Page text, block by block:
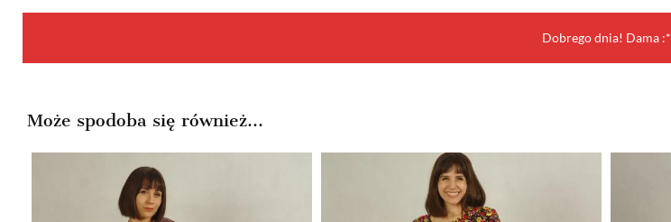
Dobrego dnia! Dama :*
Może spodoba się również…